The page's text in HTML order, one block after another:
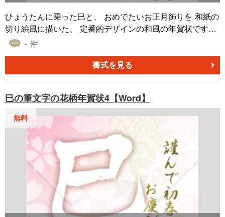
ひょうたんに乗った巳と、 おめでたいお正月飾りを 和紙の
切り絵風に描いた、 定番的デザインの和風の年賀状です。
地色が白のインク節約タイプです。 画像形式はjpg、解像度
プレートです。 同じデザインでWordタイプもございます。
どちらも無料ダウンロードしてご利用ください。
- 件
書式を見る
巳の筆文字の花柄年賀状4【Word】
無料